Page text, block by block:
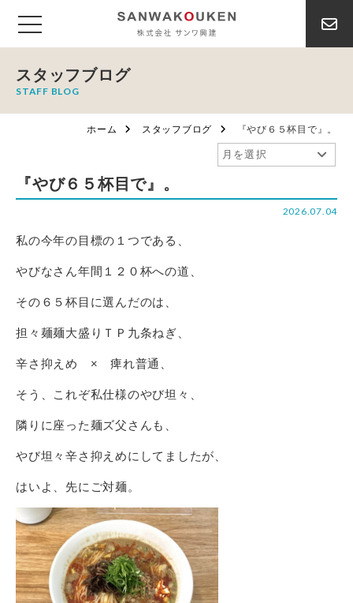
スタッフブログ
STAFF BLOG
ホーム スタッフブログ 『やび６５杯目で』。
『やび６５杯目で』。
2026.07.04
私の今年の目標の１つである、
やびなさん年間１２０杯への道、
その６５杯目に選んだのは、
担々麺麺大盛りＴＰ九条ねぎ、
辛さ抑えめ × 痺れ普通、
そう、これぞ私仕様のやび坦々、
隣りに座った麺ズ父さんも、
やび坦々辛さ抑えめにしてましたが、
はいよ、先にご対麺。